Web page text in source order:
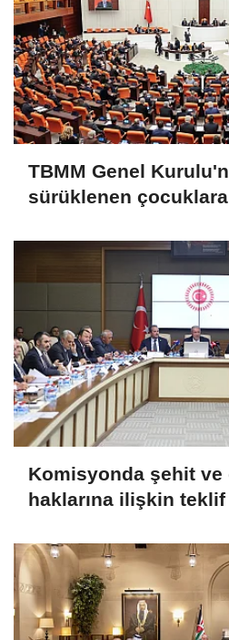
TBMM Genel
sürüklenen
görüşmeleri
Komisyonda şehit
haklarına ilişkin